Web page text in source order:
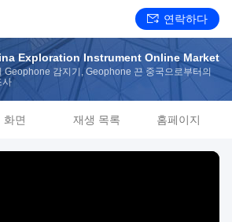
연락하다
Exploration Instrument Online Market
Geophone 감지기, Geophone 끈 중국으로부터의
사
화면 재생 목록 홈페이지